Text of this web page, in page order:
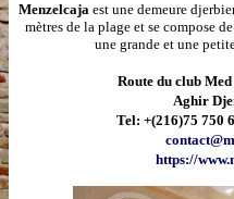
Menzelcaja est une demeure
mètres de la plage et se compose
une grande et une
Route du club
Aghir
Tel: +(216)75 750
https://